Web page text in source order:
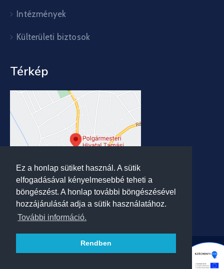
Ez a honlap sütiket használ. A sütik
elfogadásával kényelmesebbé teheti a
böngészést. A honlap további böngészésével
hozzájárulását adja a sütik használatához.
További információ.
Rendben
Intézmények
Külterületi biztosok
Térkép